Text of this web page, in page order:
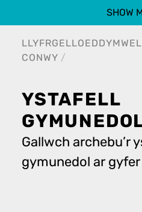
SHOW
LLYFRGELLOEDD
CONWY
YSTAFELL
Gallwch archebu’r
gymunedol ar